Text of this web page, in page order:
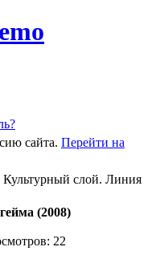
сайта. Перейти на
Культурный слой. Линия
(2008)
22